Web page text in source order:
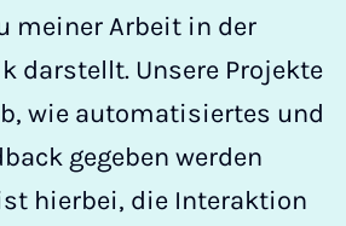
meiner Arbeit in der
darstellt. Unsere Projekte
wie automatisiertes und
gegeben werden
hierbei, die Interaktion